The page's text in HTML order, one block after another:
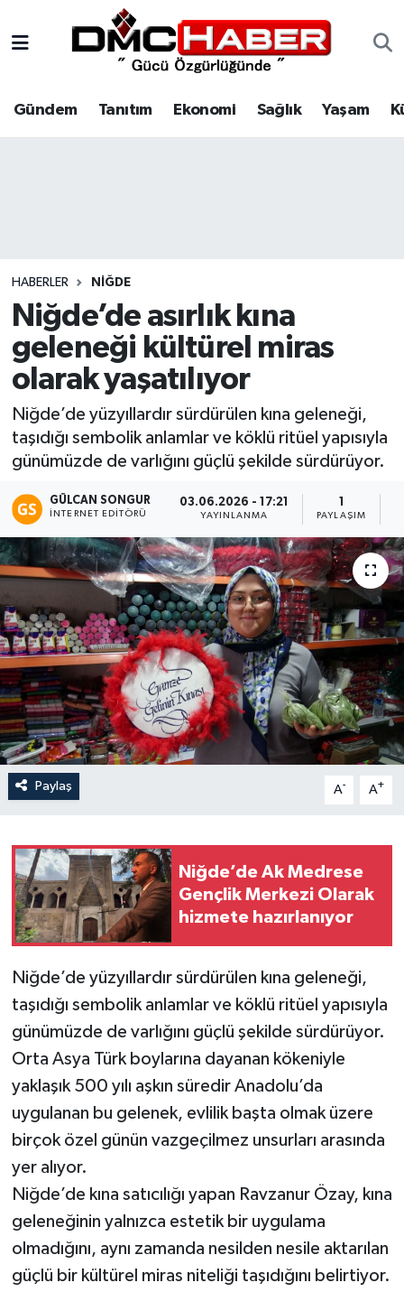
Gündem Tanıtım Ekonomi Sağlık Yaşam
HABERLER NIĞDE
Niğde’de asırlık kına
geleneği kültürel miras
olarak yaşatılıyor
Niğde’de yüzyıllardır sürdürülen kına geleneği,
taşıdığı sembolik anlamlar ve köklü ritüel yapısıyla
günümüzde de varlığını güçlü şekilde sürdürüyor.
GÜLCAN SONGUR
İNTERNET EDITÖRÜ
03.06.2026 - 17:21
YAYINLANMA PAYLAŞIM
Paylaş A- A+
Niğde’de Ak Medrese
Gençlik Merkezi Olarak
hizmete hazırlanıyor
Niğde’de yüzyıllardır sürdürülen kına geleneği,
taşıdığı sembolik anlamlar ve köklü ritüel yapısıyla
günümüzde de varlığını güçlü şekilde sürdürüyor.
Orta Asya Türk boylarına dayanan kökeniyle
yaklaşık 500 yılı aşkın süredir Anadolu’da
uygulanan bu gelenek, evlilik başta olmak üzere
birçok özel günün vazgeçilmez unsurları arasında
yer alıyor.
Niğde’de kına satıcılığı yapan Ravzanur Özay, kına
geleneğinin yalnızca estetik bir uygulama
olmadığını, aynı zamanda nesilden nesile aktarılan
güçlü bir kültürel miras niteliği taşıdığını belirtiyor.
Tanıtım
Spor
Siyaset
Eğitim
Resmi İlan
Nöbetçi Eczaneler
Hava Durumu
Haber Arşivi